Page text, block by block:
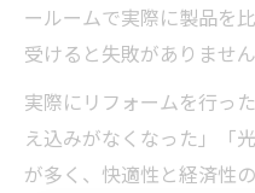
ールームで実際に製品を
受けると失敗がありません
実際にリフォームを行っ
え込みがなくなった」「
が多く、快適性と経済性